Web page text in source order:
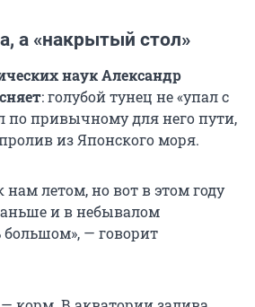
а «накрытый стол»
наук Александр
: голубой тунец не «упал с
по привычному для него пути,
из Японского моря.
нам летом, но вот в этом году
и в небывалом
большом», — говорит